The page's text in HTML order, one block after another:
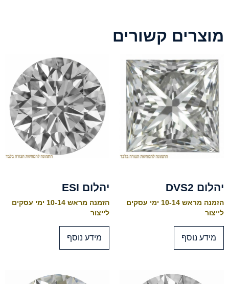
מוצרים קשורים
יהלום DVS2
הזמנה מראש 10-14 ימי עסקים
לייצור
מידע נוסף
יהלום ESI
הזמנה מראש 10-14 ימי עסקים
לייצור
מידע נוסף